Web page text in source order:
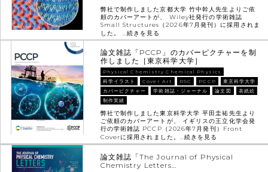
弊社で制作しました京都大学 竹中幹人先生よりご依
頼のカバーアートが、 Wiley社発行の学術雑誌
Small Structures（2026年7月発刊）に採用されま
した。 …続きを見る
論文雑誌「PCCP」のカバーピクチャーを制
作しました［東京科学大学］
Physical Chemistry Chemical Physics
科学イラスト
Cover Art RSC PCCP
東京科学大学
カバーピクチャー
学術雑誌・ジャーナル 論文図
表紙絵
制作実績
弊社で制作しました東京科学大学 平田圭祐先生より
ご依頼のカバーアートが、 イギリスの王立化学会発
行の学術雑誌 PCCP（2026年7月発刊）Front
Coverに採用されました。…続きを見る
論文雑誌「The Journal of Physical
Chemistry Letters…